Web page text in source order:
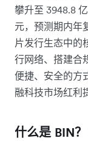
攀升至 3948.8
元，预测期内年
片发行生态中的
行网络、搭建合
便捷、安全的方
融科技市场红利
什么是 BIN